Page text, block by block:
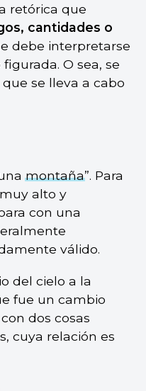
retórica que
cantidades o
debe interpretarse
O sea, se
se lleva a cabo
montaña”. Para
alto y
con una
válido.
del cielo a la
fue un cambio
dos cosas
cuya relación es